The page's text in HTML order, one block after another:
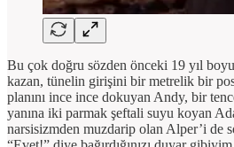
Bu çok doğru sözden önceki 19 yıl
kazan, tünelin girişini bir metrelik bir
planını ince ince dokuyan Andy, bir
yanına iki parmak şeftali suyu koyan
narsisizmden muzdarip olan Alper’i de